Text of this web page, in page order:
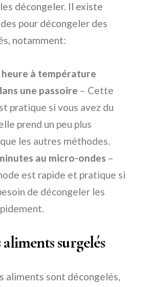
décongeler. Il existe
pour décongeler des
notamment:
à température
une passoire – Cette
pratique si vous avez du
prend un peu plus
les autres méthodes.
au micro-ondes –
est rapide et pratique si
de décongeler les
aliments surgelés
aliments sont décongelés,